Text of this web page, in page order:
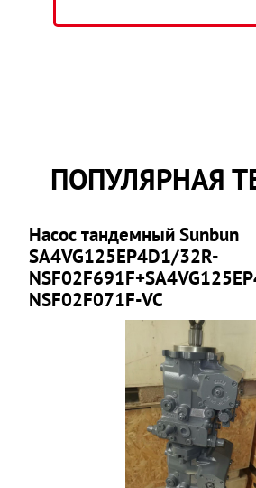
ПОПУЛЯРНАЯ
Насос тандемный Sunbun
SA4VG125EP4D1/32R-
NSF02F071F-VC